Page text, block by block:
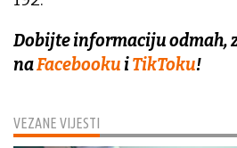
VEZANE VIJESTI
Dobijte informaciju odmah,
naFacebookuiTikToku!